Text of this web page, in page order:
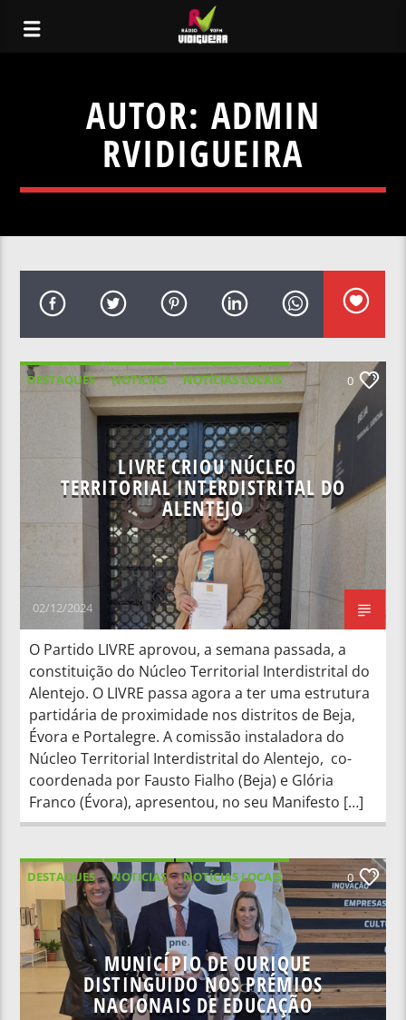
AUTOR: ADMIN
RVIDIGUEIRA
DESTAQUES NOTICIAS
NOTÍCIAS LOCAIS
NOTÍCIAS NACIONAIS
0
LIVRE CRIOU NÚCLEO
TERRITORIAL INTERDISTRITAL DO
ALENTEJO
02/12/2024
O Partido LIVRE aprovou, a semana passada, a
constituição do Núcleo Territorial Interdistrital do
Alentejo. O LIVRE passa agora a ter uma estrutura
partidária de proximidade nos distritos de Beja,
Évora e Portalegre. A comissão instaladora do
Núcleo Territorial Interdistrital do Alentejo, co-
coordenada por Fausto Fialho (Beja) e Glória
Franco (Évora), apresentou, no seu Manifesto […]
DESTAQUES NOTICIAS
NOTÍCIAS LOCAIS
NOTÍCIAS NACIONAIS
0
MUNICÍPIO DE OURIQUE
DISTINGUIDO NOS PRÉMIOS
NACIONAIS DE EDUCAÇÃO